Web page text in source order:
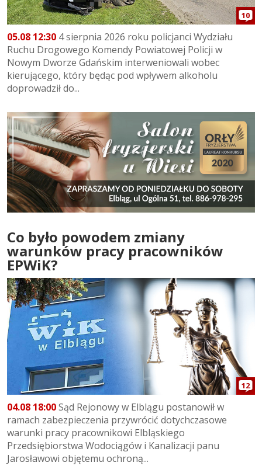
10
05.08 12:30 4 sierpnia 2026 roku policjanci Wydziału
Ruchu Drogowego Komendy Powiatowej Policji w
Nowym Dworze Gdańskim interweniowali wobec
kierującego, który będąc pod wpływem alkoholu
doprowadził do...
Co było powodem zmiany
warunków pracy pracowników
EPWiK?
12
04.08 18:00Sąd Rejonowy w Elblągu postanowił w
ramach zabezpieczenia przywrócić dotychczasowe
warunki pracy pracownikowi Elbląskiego
Przedsiębiorstwa Wodociągów i Kanalizacji panu
Jarosławowi objętemu ochroną...